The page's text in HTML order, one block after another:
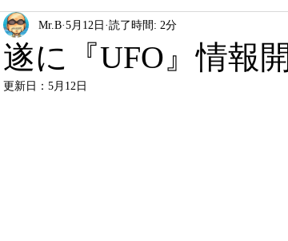
遂に『UFO』情報
Mr.B 5月12日 読了時間: 2分
更新日： 5月12日